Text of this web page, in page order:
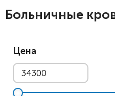
Больничные
Цена